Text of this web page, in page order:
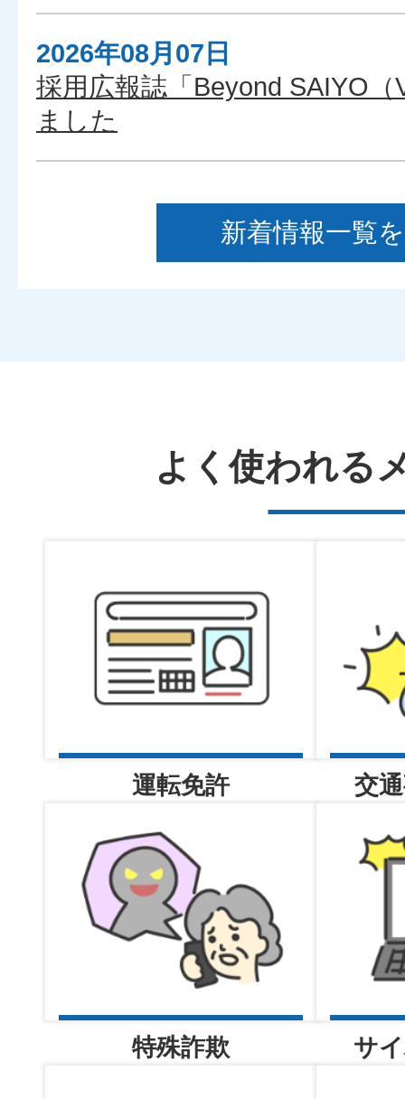
2026年08月07日
採用広報誌「Beyond SAIYO
ました
2026年08月06日
昨日の交通事故発生状況（速
事件事故の発生・検挙のお知
日（木曜日））
地域課からのお知らせ
2026年08月06日
会計課からの物品売払い情報
更新しました
2026年08月05日
南堺ニュース（令和8年）
2026年08月05日
2026年08月05日
新着情報一覧
よく使われる
運転免許 交
特殊詐欺 サ